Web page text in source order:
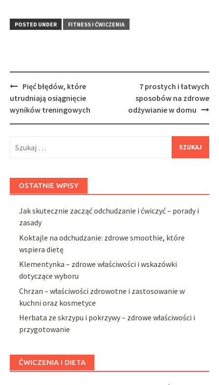
POSTED UNDER FITNESS I ĆWICZENIA
Post
navigation
Pięć błędów, które
utrudniają osiągnięcie
wyników treningowych
7 prostych i łatwych
sposobów na zdrowe
odżywianie w domu
OSTATNIE WPISY
Jak skutecznie zacząć odchudzanie i ćwiczyć – porady i
zasady
Koktajle na odchudzanie: zdrowe smoothie, które
wspiera dietę
Klementynka – zdrowe właściwości i wskazówki
dotyczące wyboru
Chrzan – właściwości zdrowotne i zastosowanie w
kuchni oraz kosmetyce
Herbata ze skrzypu i pokrzywy – zdrowe właściwości i
przygotowanie
ĆWICZENIA I DIETA